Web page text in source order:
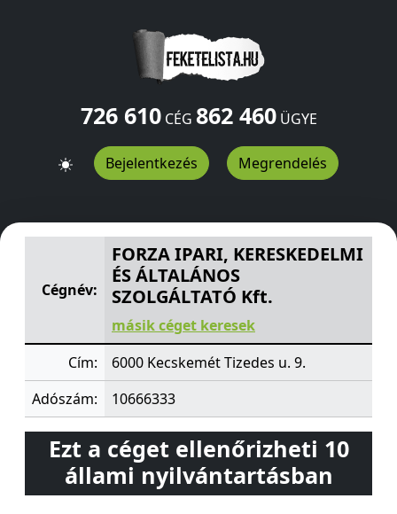
726 610CÉG 862 460ÜGYE
Bejelentkezés Megrendelés
FORZA IPARI, KERESKEDELMI ÉS ÁLTALÁNOS
Cégnév:
FORZA IPARI, KERESKEDELMI
ÉS ÁLTALÁNOS
SZOLGÁLTATÓ Kft.
másik céget keresek
Cím:
6000 Kecskemét Tizedes u. 9.
Adószám:
10666333
Ezt a céget ellenőrizheti 10
állami nyilvántartásban